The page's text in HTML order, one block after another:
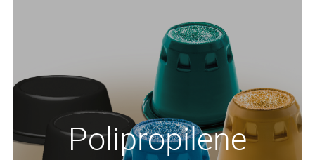
Polipropilene